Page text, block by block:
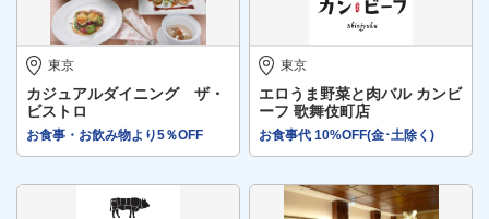
東京
カジュアルダイニング ザ・
ビストロ
お食事・お飲み物より5％OFF
東京
エロうま野菜と肉バル カンビ
ーフ 歌舞伎町店
お食事代 10%OFF(金･土除く)